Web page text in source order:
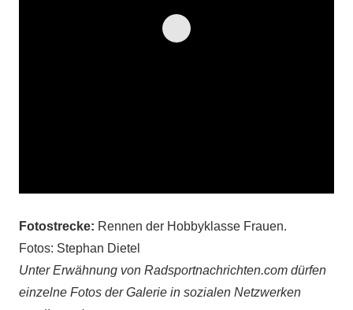
Fotostrecke: Rennen der Hobbyklasse Frauen.
Fotos: Stephan Dietel
Unter Erwähnung von Radsportnachrichten.com dürfen
einzelne Fotos der Galerie in sozialen Netzwerken